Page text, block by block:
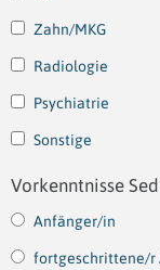
Zahn/MKG
Radiologie
Psychiatrie
Sonstige
Vorkenntnisse
Anfänger/in
fortgeschrittene/r